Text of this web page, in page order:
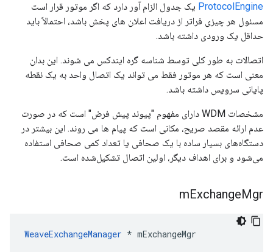
ProtocolEngine یک جدول الزام آور دارد که اگر موتور قرار است
مسئول هر چیزی فراتر از دریافت اعلان های پخش باشد، احتمالاً باید
حداقل یک ورودی داشته باشد.
اتصالات به طور کلی توسط شناسه گره ایندکس می شوند. این بدان
معنی است که هر موتور فقط می تواند یک اتصال واحد به یک نقطه
پایانی سرویس داشته باشد.
مشخصات WDM دارای مفهوم "پیوند پیش فرض" است که در صورت
عدم ارائه مقصد صریح، مکانی است که پیام ها می روند. این بیشتر در
دستگاه‌های بسیار ساده با یک صحافی یا تعداد کمی صحافی استفاده
می‌شود و برای اهداف دیگر، اولین اتصال تشکیل‌شده است.
mExchangeMgr
WeaveExchangeManager * mExchangeMgr